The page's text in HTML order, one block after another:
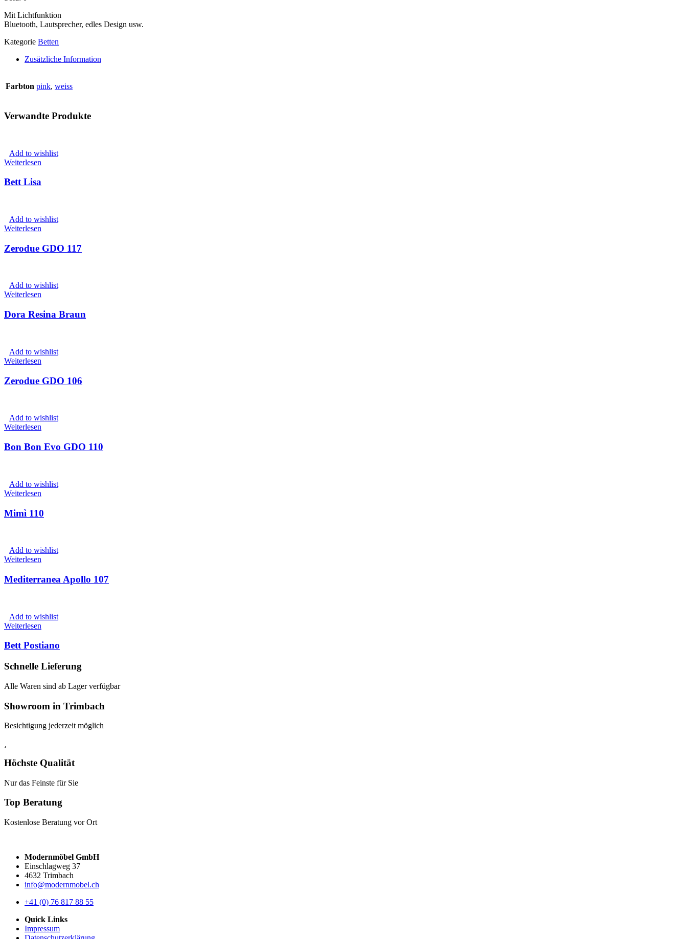
Mit Lichtfunktion
Bluetooth, Lautsprecher, edles Design usw.
Kategorie Betten
Zusätzliche Information
Farbton pink, weiss
Verwandte Produkte
Add to wishlist
Weiterlesen
Bett Lisa
Add to wishlist
Weiterlesen
Zerodue GDO 117
Add to wishlist
Weiterlesen
Dora Resina Braun
Add to wishlist
Weiterlesen
Zerodue GDO 106
Add to wishlist
Weiterlesen
Bon Bon Evo GDO 110
Add to wishlist
Weiterlesen
Mimì 110
Add to wishlist
Weiterlesen
Mediterranea Apollo 107
Add to wishlist
Weiterlesen
Bett Postiano
Schnelle Lieferung
Alle Waren sind ab Lager verfügbar
Showroom in Trimbach
Besichtigung jederzeit möglich
Höchste Qualität
Nur das Feinste für Sie
Top Beratung
Kostenlose Beratung vor Ort
Modernmöbel GmbH
Einschlagweg 37
4632 Trimbach
info@modernmobel.ch
+41 (0) 76 817 88 55
Quick Links
Impressum